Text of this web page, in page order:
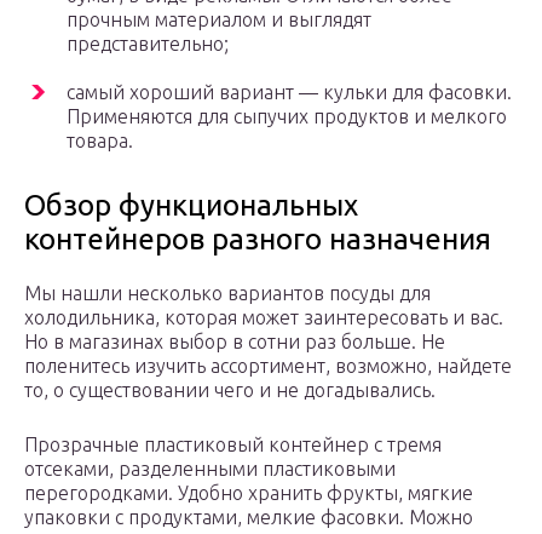
прочным материалом и выглядят
представительно;
самый хороший вариант — кульки для фасовки.
Применяются для сыпучих продуктов и мелкого
товара.
Обзор функциональных
контейнеров разного назначения
Мы нашли несколько вариантов посуды для
холодильника, которая может заинтересовать и вас.
Но в магазинах выбор в сотни раз больше. Не
поленитесь изучить ассортимент, возможно, найдете
то, о существовании чего и не догадывались.
Прозрачные пластиковый контейнер с тремя
отсеками, разделенными пластиковыми
перегородками. Удобно хранить фрукты, мягкие
упаковки с продуктами, мелкие фасовки. Можно